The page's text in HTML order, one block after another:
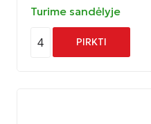
Turime sandėlyje
4 PIRKTI